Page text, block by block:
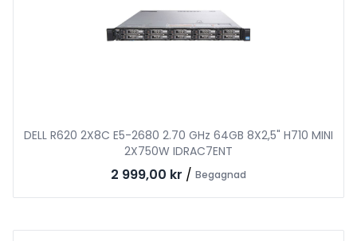
DELL R620 2X8C E5-2680 2.70 GHz 64GB 8X2,5" H710 MINI
2X750W IDRAC7ENT
2 999,00 kr / Begagnad